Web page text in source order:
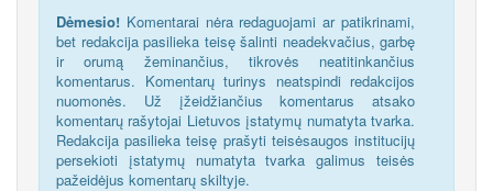
Dėmesio! Komentarai nėra redaguojami ar patikrinami,
bet redakcija pasilieka teisę šalinti neadekvačius, garbę
ir orumą žeminančius, tikrovės neatitinkančius
komentarus. Komentarų turinys neatspindi redakcijos
nuomonės. Už įžeidžiančius komentarus atsako
komentarų rašytojai Lietuvos įstatymų numatyta tvarka.
Redakcija pasilieka teisę prašyti teisėsaugos institucijų
persekioti įstatymų numatyta tvarka galimus teisės
pažeidėjus komentarų skiltyje.